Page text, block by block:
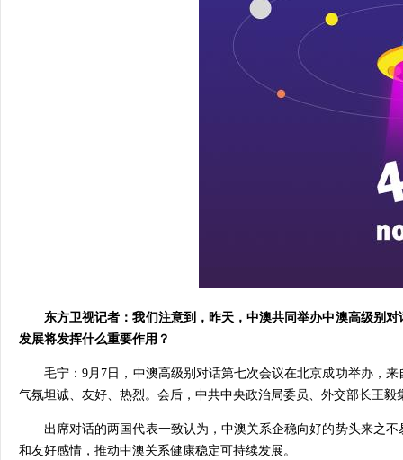
东方卫视记者：我们注意到，昨天，中澳共同举办中澳高级别
发展将发挥什么重要作用？
毛宁：9月7日，中澳高级别对话第七次会议在北京成功举办，
气氛坦诚、友好、热烈。会后，中共中央政治局委员、外交部长王
出席对话的两国代表一致认为，中澳关系企稳向好的势头来之
和友好感情，推动中澳关系健康稳定可持续发展。